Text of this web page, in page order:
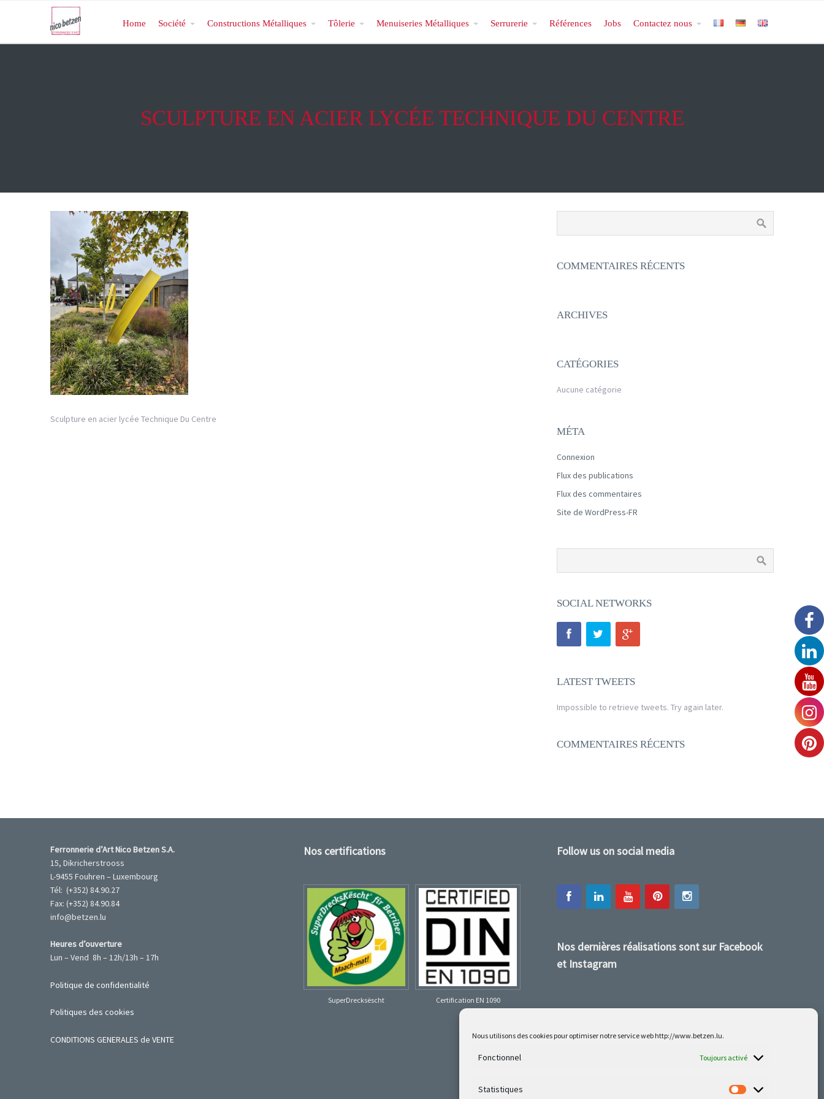
Nous utilisons des cookies pour optimiser notre service web http://www.betzen.lu.
Fonctionnel Toujours activé
Statistiques
Home Société Constructions Métalliques Tôlerie Menuiseries Métalliques Serrurerie Références Jobs Contactez nous
SCULPTURE EN ACIER LYCÉE TECHNIQUE DU CENTRE
Sculpture en acier lycée Technique Du Centre
COMMENTAIRES RÉCENTS
ARCHIVES
CATÉGORIES
Aucune catégorie
MÉTA
Connexion
Flux des publications
Flux des commentaires
Site de WordPress-FR
SOCIAL NETWORKS
LATEST TWEETS
Impossible to retrieve tweets. Try again later.
COMMENTAIRES RÉCENTS
Ferronnerie d’Art Nico Betzen S.A.
15, Dikricherstrooss
L-9455 Fouhren – Luxembourg
Tél: (+352) 84.90.27
Fax: (+352) 84.90.84
info@betzen.lu
Heures d’ouverture
Lun – Vend 8h – 12h/13h – 17h
Politique de confidentialité
Politiques des cookies
CONDITIONS GENERALES de VENTE
Nos certifications
SuperDrecksëscht Certification EN 1090
Follow us on social media
Nos dernières réalisations sont sur Facebook
et Instagram